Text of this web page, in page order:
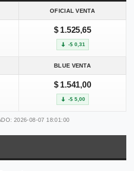
OFICIAL VENTA
$ 1.525,65
-$ 0,31
BLUE VENTA
$ 1.541,00
-$ 5,00
2026-08-07 18:01:00